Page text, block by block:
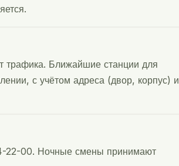
трафика. Ближайшие станции для
с учётом адреса (двор, корпус) и
22-00. Ночные смены принимают